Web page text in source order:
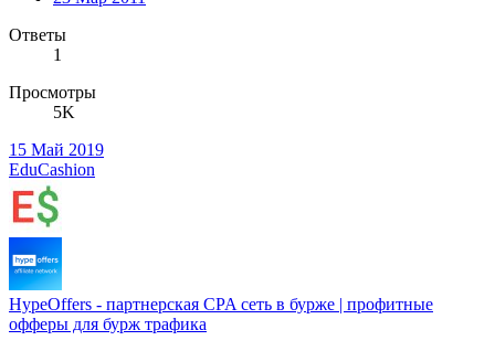
Ответы
1
Просмотры
5K
15 Май 2019
EduCashion
HypeOffers - партнерская CPA сеть в бурже | профитные
офферы для бурж трафика